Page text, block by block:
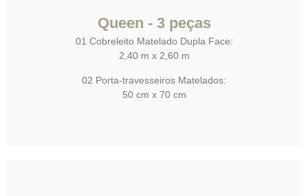
Queen - 3 peças
01 Cobreleito Matelado Dupla Face:
2,40 m x 2,60 m
02 Porta-travesseiros Matelados:
50 cm x 70 cm